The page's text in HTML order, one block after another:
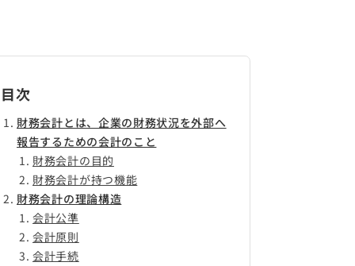
目次
財務会計とは、企業の財務状況を外部へ
報告するための会計のこと
財務会計の目的
財務会計が持つ機能
財務会計の理論構造
会計公準
会計原則
会計手続